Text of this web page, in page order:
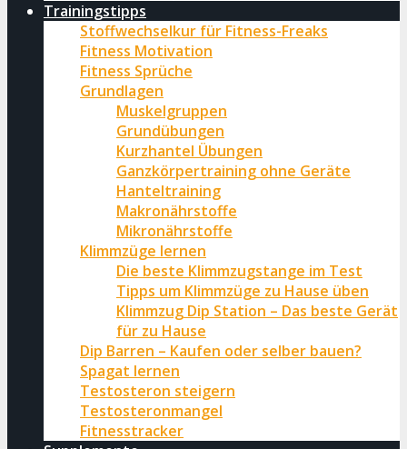
Trainingstipps
Stoffwechselkur für Fitness-Freaks
Fitness Motivation
Fitness Sprüche
Grundlagen
Muskelgruppen
Grundübungen
Kurzhantel Übungen
Ganzkörpertraining ohne Geräte
Hanteltraining
Makronährstoffe
Mikronährstoffe
Klimmzüge lernen
Die beste Klimmzugstange im Test
Tipps um Klimmzüge zu Hause üben
Klimmzug Dip Station – Das beste Gerät
für zu Hause
Dip Barren – Kaufen oder selber bauen?
Spagat lernen
Testosteron steigern
Testosteronmangel
Fitnesstracker